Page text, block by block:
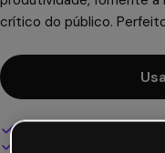
crítico do público.
Design interativo e